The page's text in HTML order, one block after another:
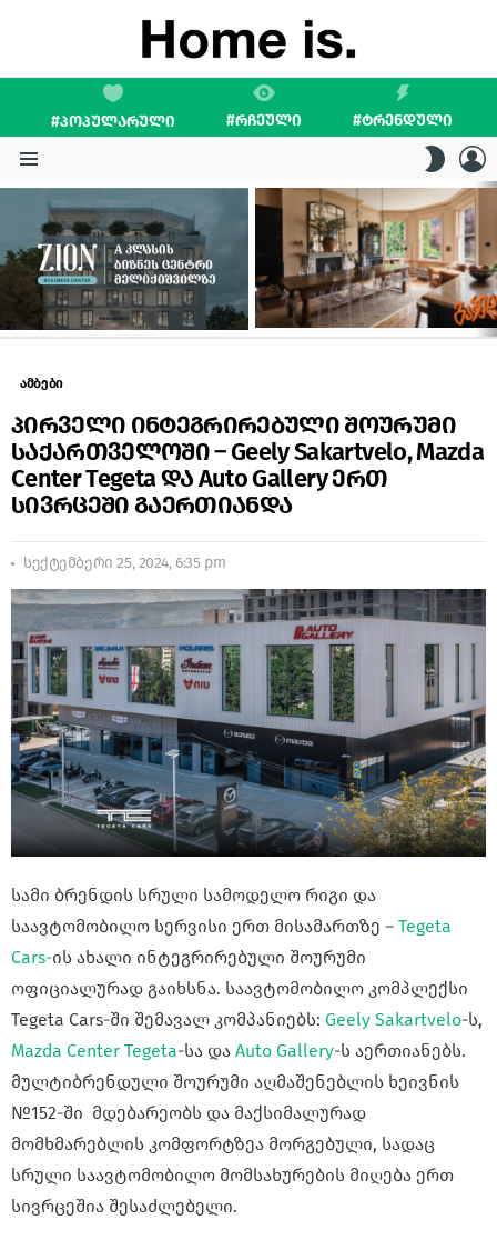
#ᲞᲝᲞᲣᲚᲐᲠᲣᲚᲘ #ᲠᲩᲔᲣᲚᲘ #ᲢᲠᲔᲜᲓᲣᲚᲘ
SKIN
STORIES
ამბები
პირველი ინტეგრირებული შოურუმი
საქართველოში – Geely Sakartvelo, Mazda
Center Tegeta და Auto Gallery ერთ
სივრცეში გაერთიანდა
სექტემბერი 25, 2024, 6:35 pm
სამი ბრენდის სრული სამოდელო რიგი და
საავტომობილო სერვისი ერთ მისამართზე – Tegeta
Cars-ის ახალი ინტეგრირებული შოურუმი
ოფიციალურად გაიხსნა. საავტომობილო კომპლექსი
Tegeta Cars-ში შემავალ კომპანიებს: Geely Sakartvelo-ს,
Mazda Center Tegeta-სა და Auto Gallery-ს აერთიანებს.
მულტიბრენდული შოურუმი აღმაშენებლის ხეივნის
№152-ში მდებარეობს და მაქსიმალურად
მომხმარებლის კომფორტზეა მორგებული, სადაც
სრული საავტომობილო მომსახურების მიღება ერთ
სივრცეშია შესაძლებელი.